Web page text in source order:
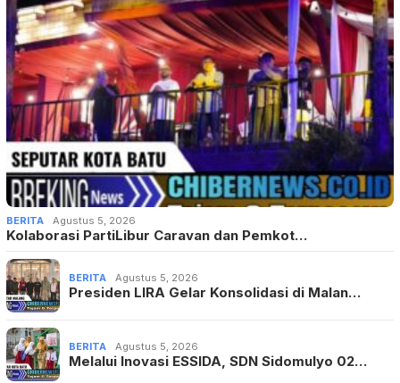
BERITA Agustus 5, 2026
Kolaborasi PartiLibur Caravan dan Pemkot…
BERITA Agustus 5, 2026
Presiden LIRA Gelar Konsolidasi di Malan…
BERITA Agustus 5, 2026
Melalui Inovasi ESSIDA, SDN Sidomulyo 02…